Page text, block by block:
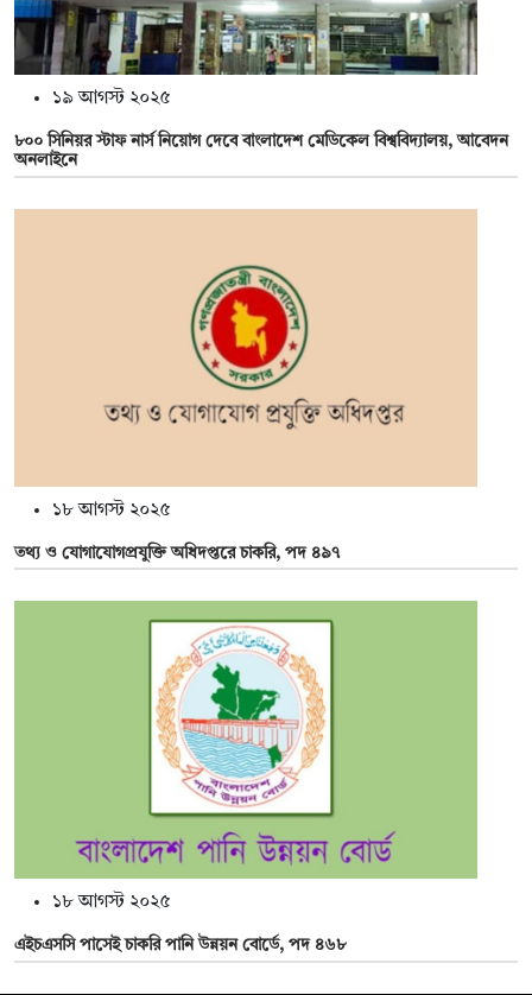
১৯ আগস্ট ২০২৫
৮০০ সিনিয়র স্টাফ নার্স নিয়োগ দেবে বাংলাদেশ মেডিকেল বিশ্ববিদ্যালয়, আবেদন
অনলাইনে
১৮ আগস্ট ২০২৫
তথ্য ও যোগাযোগপ্রযুক্তি অধিদপ্তরে চাকরি, পদ ৪৯৭
১৮ আগস্ট ২০২৫
এইচএসসি পাসেই চাকরি পানি উন্নয়ন বোর্ডে, পদ ৪৬৮